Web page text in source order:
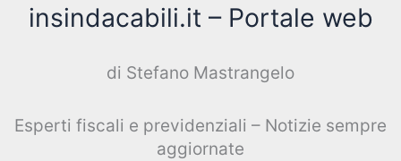
insindacabili.it – Portale web
di Stefano Mastrangelo
Esperti fiscali e previdenziali – Notizie sempre
aggiornate